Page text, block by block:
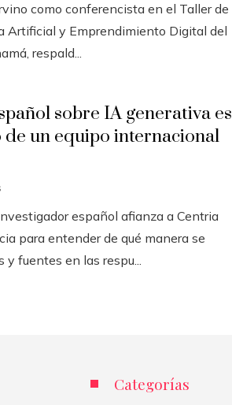
como conferencista en el Taller de
Artificial y Emprendimiento Digital del
respald...
sobre IA generativa es
de un equipo internacional
español afianza a Centria
para entender de qué manera se
fuentes en las respu...
Categorías